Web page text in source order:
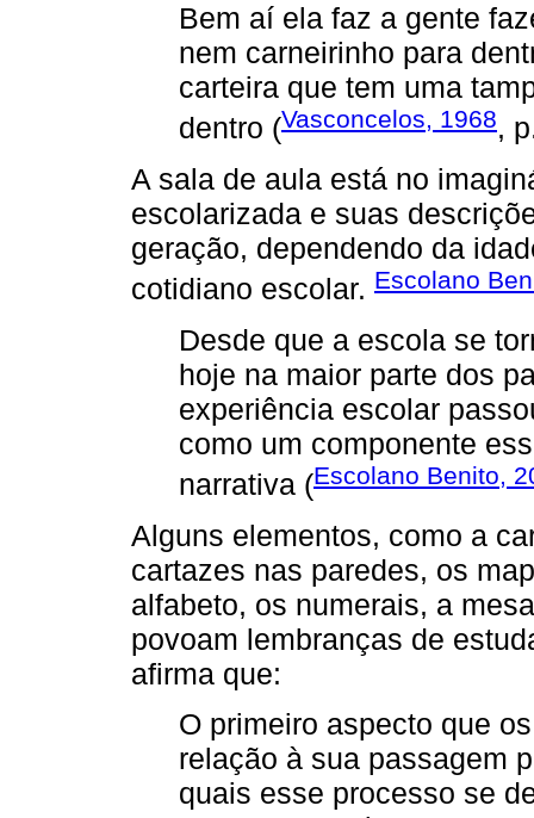
Bem aí ela faz a gente
nem carneirinho para
carteira que tem uma
dentro (Vasconcelos, 1968,
A sala de aula está no
escolarizada e suas
geração, dependendo da
cotidiano escolar. Escolano
Desde que a escola se
hoje na maior parte dos
experiência escolar
como um componente
narrativa (Escolano Benito,
Alguns elementos, como a
cartazes nas paredes, os
alfabeto, os numerais, a
povoam lembranças de
afirma que:
O primeiro aspecto que
relação à sua passagem
quais esse processo se